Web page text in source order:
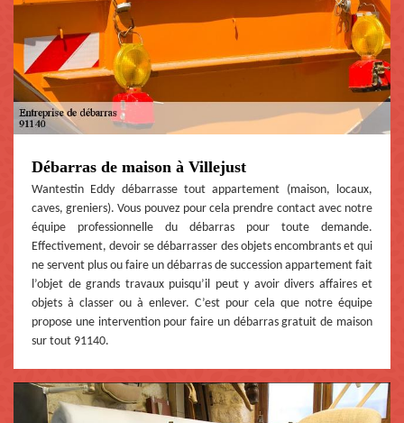
Débarras de maison à Villejust
Wantestin Eddy débarrasse tout appartement (maison, locaux,
caves, greniers). Vous pouvez pour cela prendre contact avec notre
équipe professionnelle du débarras pour toute demande.
Effectivement, devoir se débarrasser des objets encombrants et qui
ne servent plus ou faire un débarras de succession appartement fait
l’objet de grands travaux puisqu’il peut y avoir divers affaires et
objets à classer ou à enlever. C’est pour cela que notre équipe
propose une intervention pour faire un débarras gratuit de maison
sur tout 91140.